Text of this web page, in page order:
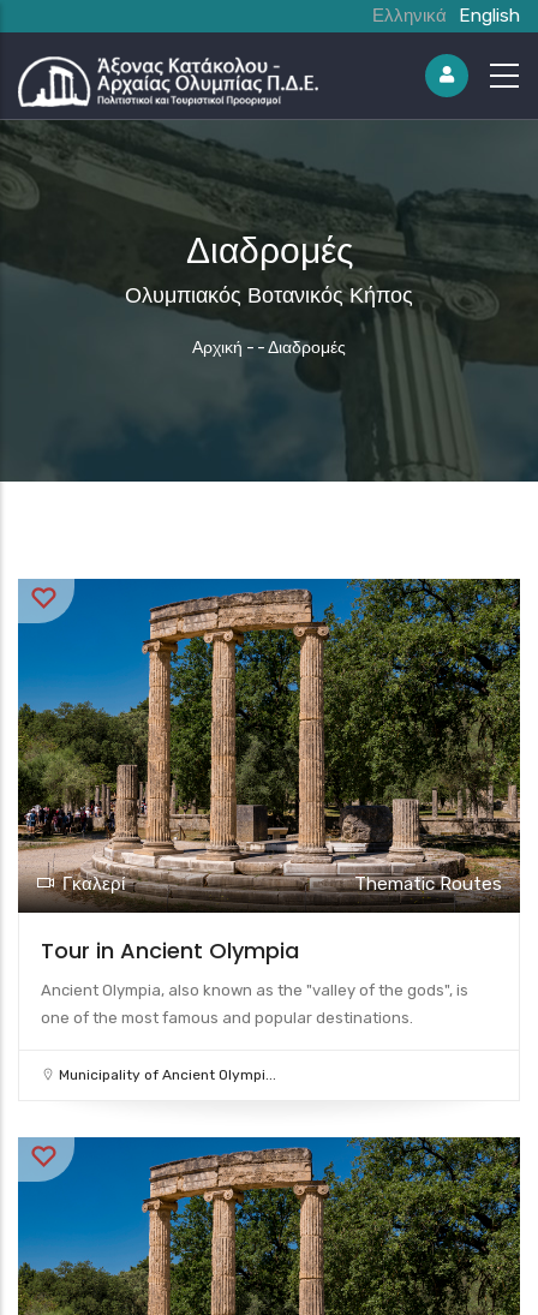
Ελληνικά English
Διαδρομές
Ολυμπιακός Βοτανικός Κήπος
Breadcrumb
Αρχική - -Διαδρομές
Γκαλερί Thematic Routes
Tour in Ancient Olympia
Ancient Olympia, also known as the "valley of the gods", is
one of the most famous and popular destinations.
Municipality of Ancient Olympi...